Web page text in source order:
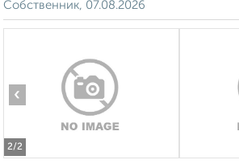
Собственник, 07.08.2026
2/2
‹